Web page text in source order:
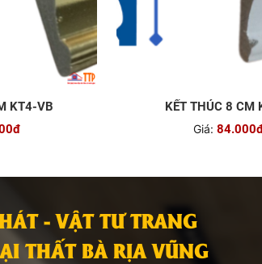
KT4-VB KẾT THÚC 8 CM
Giá:
- VẬT TƯ TRANG
THẤT BÀ RỊA VŨNG